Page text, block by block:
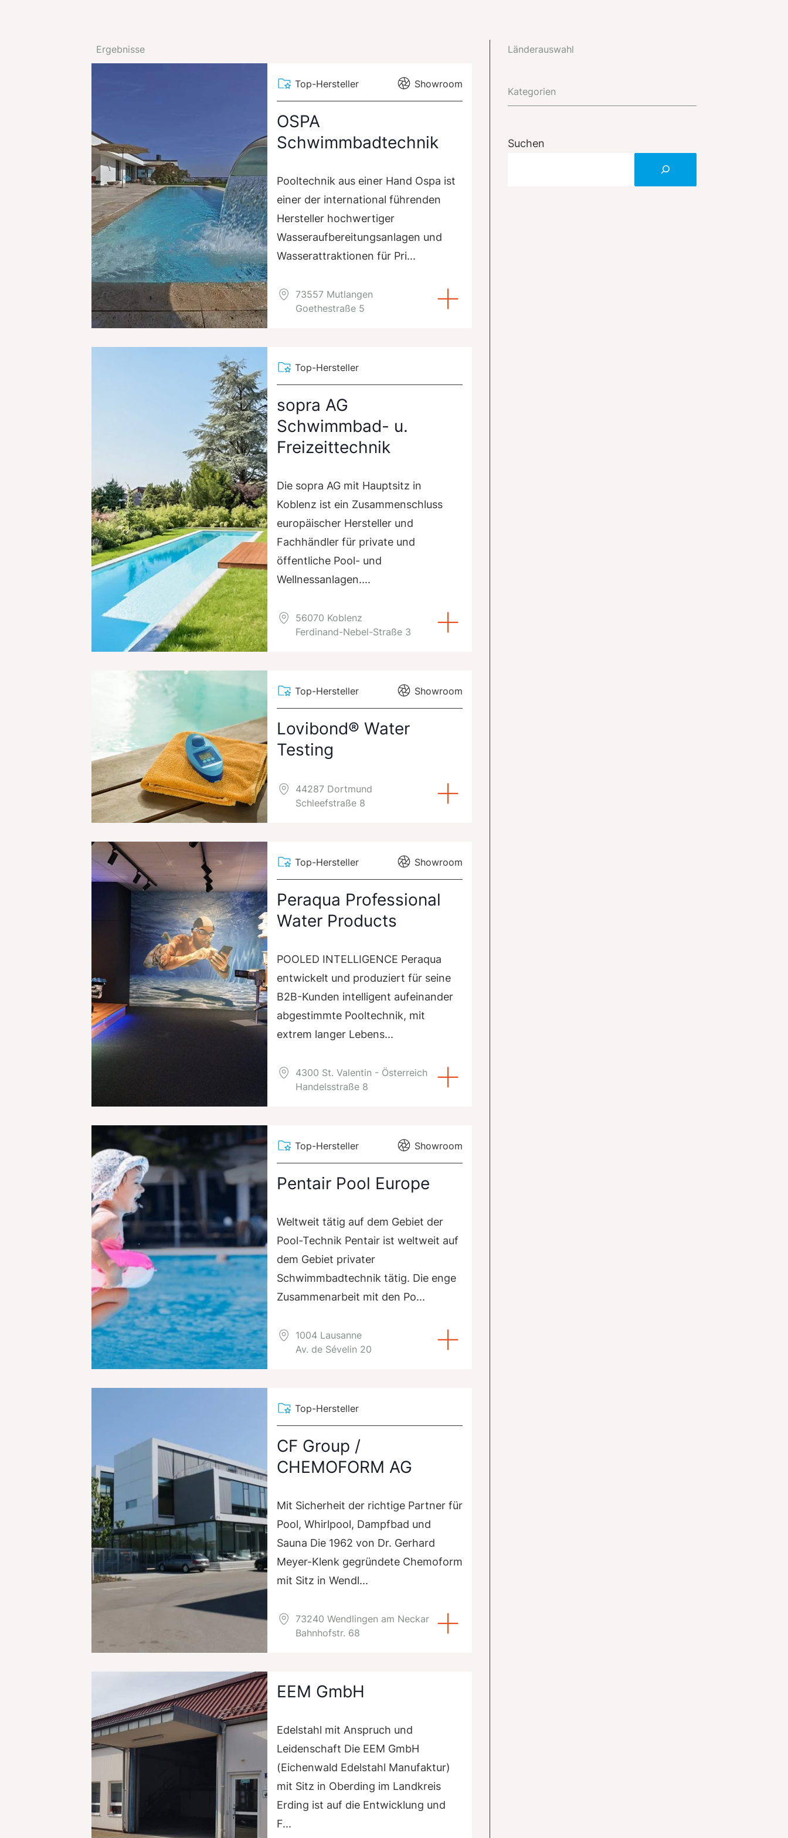
Ergebnisse
Top-Hersteller Showroom
OSPA
Schwimmbadtechnik
Pooltechnik aus einer Hand Ospa ist
einer der international führenden
Hersteller hochwertiger
Wasseraufbereitungsanlagen und
Wasserattraktionen für Pri...
73557 Mutlangen
Goethestraße 5
Top-Hersteller
sopra AG
Schwimmbad- u.
Freizeittechnik
Die sopra AG mit Hauptsitz in
Koblenz ist ein Zusammenschluss
europäischer Hersteller und
Fachhändler für private und
öffentliche Pool- und
Wellnessanlagen....
56070 Koblenz
Ferdinand-Nebel-Straße 3
Top-Hersteller Showroom
Lovibond® Water
Testing
44287 Dortmund
Schleefstraße 8
Top-Hersteller Showroom
Peraqua Professional
Water Products
POOLED INTELLIGENCE Peraqua
entwickelt und produziert für seine
B2B-Kunden intelligent aufeinander
abgestimmte Pooltechnik, mit
extrem langer Lebens...
4300 St. Valentin - Österreich
Handelsstraße 8
Top-Hersteller Showroom
Pentair Pool Europe
Weltweit tätig auf dem Gebiet der
Pool-Technik Pentair ist weltweit auf
dem Gebiet privater
Schwimmbadtechnik tätig. Die enge
Zusammenarbeit mit den Po...
1004 Lausanne
Av. de Sévelin 20
Top-Hersteller
CF Group /
CHEMOFORM AG
Mit Sicherheit der richtige Partner für
Pool, Whirlpool, Dampfbad und
Sauna Die 1962 von Dr. Gerhard
Meyer-Klenk gegründete Chemoform
mit Sitz in Wendl...
73240 Wendlingen am Neckar
Bahnhofstr. 68
EEM GmbH
Edelstahl mit Anspruch und
Leidenschaft Die EEM GmbH
(Eichenwald Edelstahl Manufaktur)
mit Sitz in Oberding im Landkreis
Erding ist auf die Entwicklung und
F...
Länderauswahl
Kategorien
Suchen